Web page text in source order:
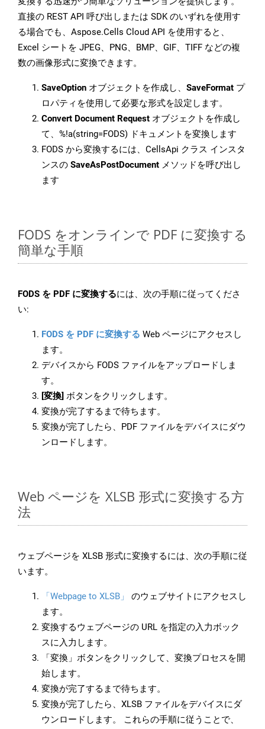
直接の REST API 呼び出しまたは SDK のいずれを使用す
る場合でも、Aspose.Cells Cloud API を使用すると、
Excel シートを JPEG、PNG、BMP、GIF、TIFF などの複
数の画像形式に変換できます。
SaveOption オブジェクトを作成し、 SaveFormat プ
ロパティを使用して必要な形式を設定します。
Convert Document Request オブジェクトを作成し
て、%!a(string=FODS) ドキュメントを変換します
FODS から変換するには、CellsApi クラス インスタ
ンスの SaveAsPostDocument メソッドを呼び出し
ます
FODS をオンラインで PDF に変換する
簡単な手順
FODS を PDF に変換するには、次の手順に従ってくださ
い:
FODS を PDF に変換する Web ページにアクセスし
ます。
デバイスから FODS ファイルをアップロードしま
す。
[変換] ボタンをクリックします。
変換が完了するまで待ちます。
変換が完了したら、PDF ファイルをデバイスにダウ
ンロードします。
Web ページを XLSB 形式に変換する方
法
ウェブページを XLSB 形式に変換するには、次の手順に従
います。
「Webpage to XLSB」
のウェブサイトにアクセスし
ます。
変換するウェブページの URL を指定の入力ボック
スに入力します。
「変換」ボタンをクリックして、変換プロセスを開
始します。
変換が完了するまで待ちます。
変換が完了したら、XLSB ファイルをデバイスにダ
ウンロードします。 これらの手順に従うことで、